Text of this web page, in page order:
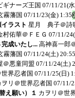
ギナーズ王国 07/11/21(
霧藩国 07/11/23(金) 1:35
ラスト 星月 典子＠詩
村佑華＠ＦＥＧ 07/11/
成いたし... 高神喜一郎
霧藩国 07/11/24(土) 20:55
＠悪童同盟 07/11/24(土)
界忍者国 07/11/25(日)
ヲリ＠世界忍者国 07/11/
え願い）１ カヲリ＠世